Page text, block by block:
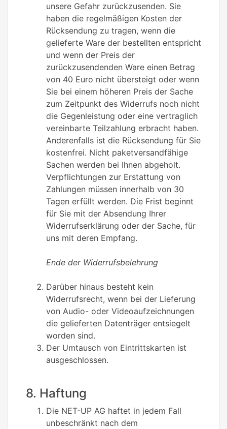
unsere Gefahr zurückzusenden. Sie
haben die regelmäßigen Kosten der
Rücksendung zu tragen, wenn die
gelieferte Ware der bestellten entspricht
und wenn der Preis der
zurückzusendenden Ware einen Betrag
von 40 Euro nicht übersteigt oder wenn
Sie bei einem höheren Preis der Sache
zum Zeitpunkt des Widerrufs noch nicht
die Gegenleistung oder eine vertraglich
vereinbarte Teilzahlung erbracht haben.
Anderenfalls ist die Rücksendung für Sie
kostenfrei. Nicht paketversandfähige
Sachen werden bei Ihnen abgeholt.
Verpflichtungen zur Erstattung von
Zahlungen müssen innerhalb von 30
Tagen erfüllt werden. Die Frist beginnt
für Sie mit der Absendung Ihrer
Widerrufserklärung oder der Sache, für
uns mit deren Empfang.
Ende der Widerrufsbelehrung
Darüber hinaus besteht kein
Widerrufsrecht, wenn bei der Lieferung
von Audio- oder Videoaufzeichnungen
die gelieferten Datenträger entsiegelt
worden sind.
Der Umtausch von Eintrittskarten ist
ausgeschlossen.
8. Haftung
Die NET-UP AG haftet in jedem Fall
unbeschränkt nach dem